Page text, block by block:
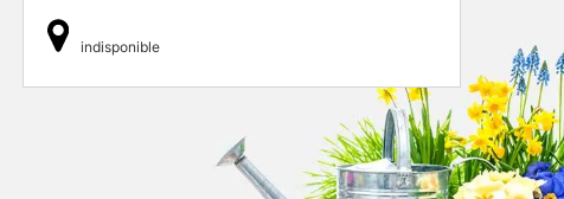
indisponible